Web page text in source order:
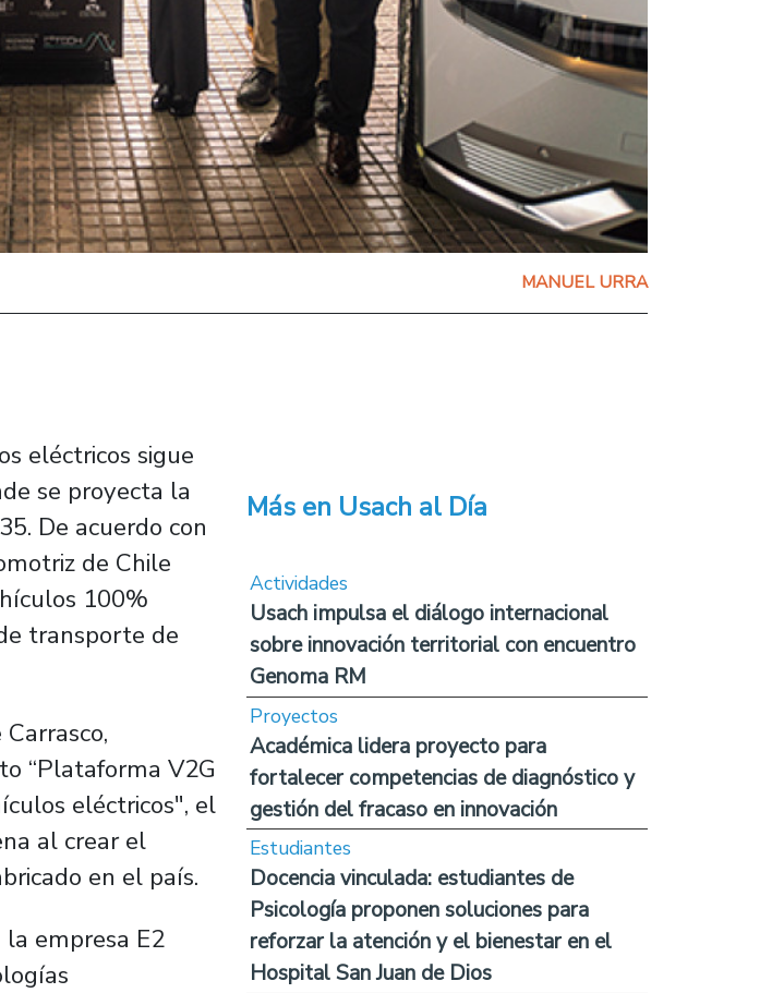
MANUEL URRA
eléctricos sigue
se proyecta la
De acuerdo con
de Chile
100%
transporte de
“Plataforma V2G
eléctricos", el
al crear el
en el país.
empresa E2
Más en Usach al Día
Actividades
Usach impulsa el diálogo internacional
sobre innovación territorial con encuentro
Genoma RM
Proyectos
Académica lidera proyecto para
fortalecer competencias de diagnóstico y
gestión del fracaso en innovación
Estudiantes
Docencia vinculada: estudiantes de
Psicología proponen soluciones para
reforzar la atención y el bienestar en el
Hospital San Juan de Dios